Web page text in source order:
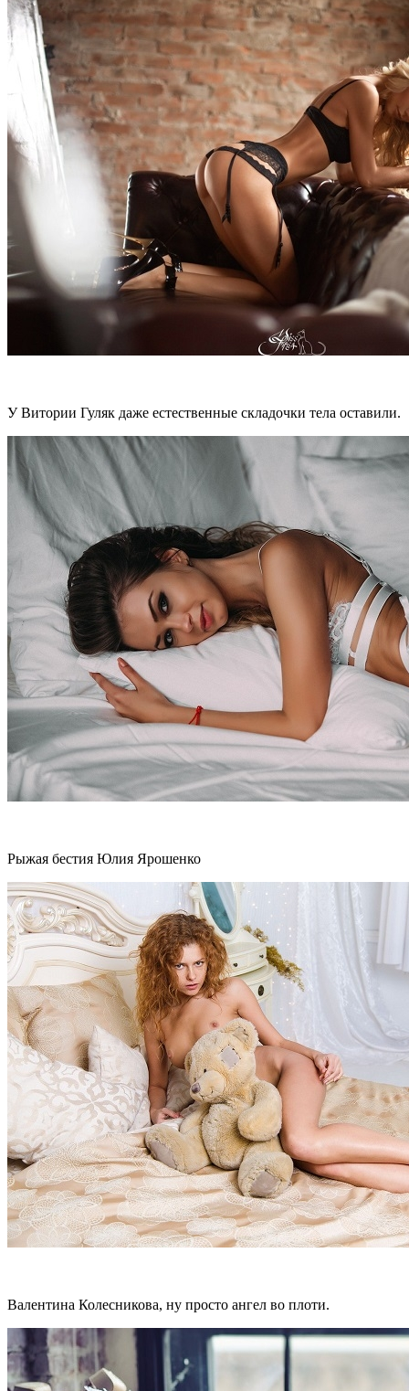
У Витории Гуляк даже естественные складочки тела оставили.
Рыжая бестия Юлия Ярошенко
Валентина Колесникова, ну просто ангел во плоти.